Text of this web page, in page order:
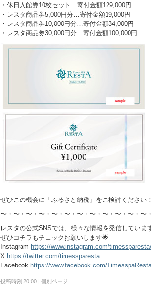
・休日入館券10枚セット…寄付金額129,000円
・レスタ商品券5,000円分…寄付金額19,000円
・レスタ商品券10,000円分…寄付金額34,000円
・レスタ商品券30,000円分…寄付金額100,000円
ぜひこの機会に「ふるさと納税」をご検討ください！
〜・〜・〜・〜・〜・〜・〜・〜・〜・〜・〜・〜
レスタの公式SNSでは、様々な情報を発信していま
ぜひコチラもチェックお願いします🌟
Instagram https://www.instagram.com/timessparesta/
X https://twitter.com/timessparesta
Facebook https://www.facebook.com/TimesspaResta
投稿時刻 20:00 | 個別ページ